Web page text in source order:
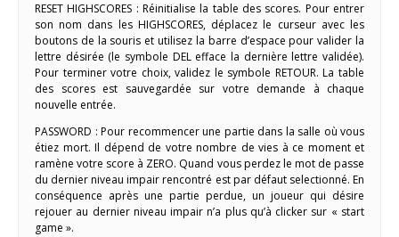
RESET HIGHSCORES : Réinitialise la table des scores. Pour entrer
son nom dans les HIGHSCORES, déplacez le curseur avec les
boutons de la souris et utilisez la barre d’espace pour valider la
lettre désirée (le symbole DEL efface la dernière lettre validée).
Pour terminer votre choix, validez le symbole RETOUR. La table
des scores est sauvegardée sur votre demande à chaque
nouvelle entrée.
PASSWORD : Pour recommencer une partie dans la salle où vous
étiez mort. Il dépend de votre nombre de vies à ce moment et
ramène votre score à ZERO. Quand vous perdez le mot de passe
du dernier niveau impair rencontré est par défaut selectionné. En
conséquence après une partie perdue, un joueur qui désire
rejouer au dernier niveau impair n’a plus qu’à clicker sur « start
game ».